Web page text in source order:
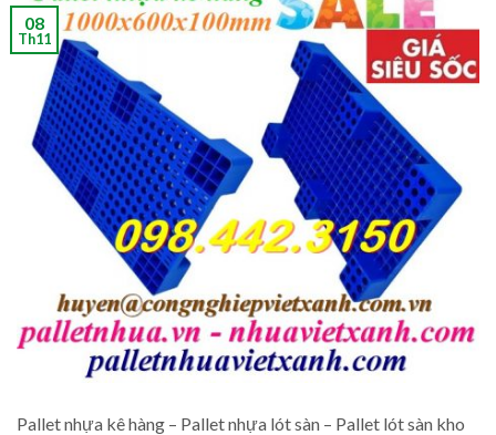
08
Th11
Pallet nhựa kê hàng – Pallet nhựa lót sàn – Pallet lót sàn kho